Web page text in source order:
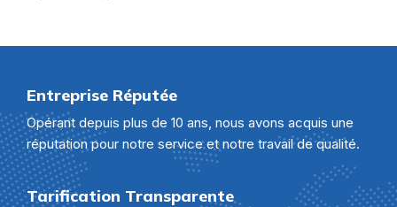
Entreprise Réputée
Opérant depuis plus de 10 ans, nous avons acquis une
réputation pour notre service et notre travail de qualité.
Tarification Transparente